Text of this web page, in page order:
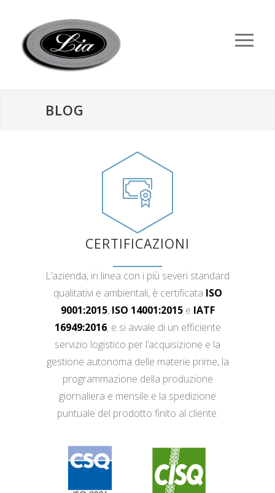
BLOG
CERTIFICAZIONI
L’azienda, in linea con i più severi standard
qualitativi e ambientali, è certificata ISO
9001:2015, ISO 14001:2015e IATF
16949:2016, e si avvale di un efficiente
servizio logistico per l’acquisizione e la
gestione autonoma delle materie prime, la
programmazione della produzione
giornaliera e mensile e la spedizione
puntuale del prodotto finito al cliente.